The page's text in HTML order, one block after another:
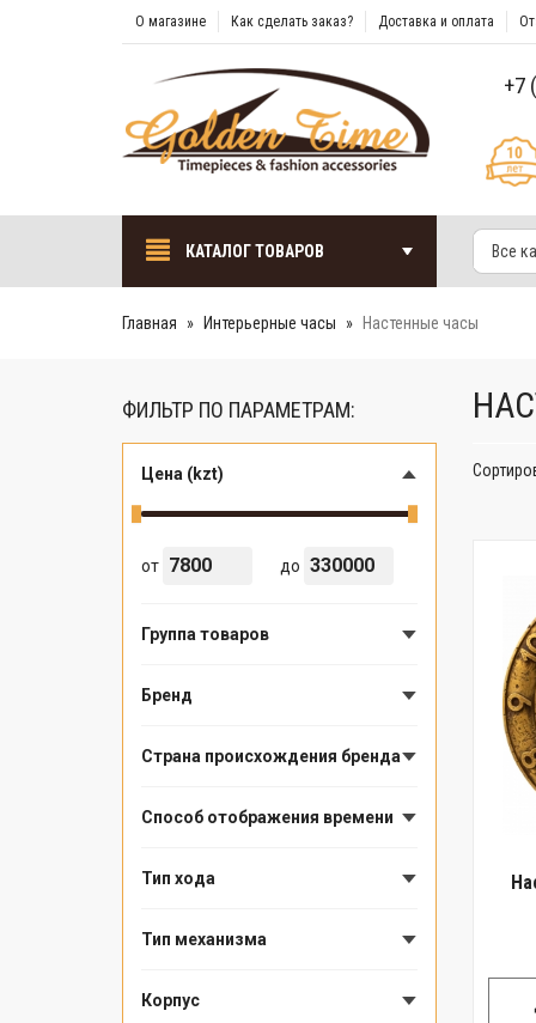
О магазине Как сделать заказ? Доставка и оплата
+7
КАТАЛОГ ТОВАРОВ Все
Главная Интерьерные часы Настенные часы
ФИЛЬТР ПО ПАРАМЕТРАМ:
Цена (kzt)
от до
Группа товаров
Бренд
Страна происхождения бренда
Способ отображения времени
Тип хода
Тип механизма
Корпус